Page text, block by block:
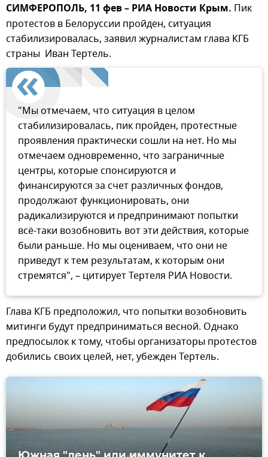
СИМФЕРОПОЛЬ, 11 фев – РИА Новости Крым. Пик
протестов в Белоруссии пройден, ситуация
стабилизировалась, заявил журналистам глава КГБ
страны Иван Тертель.
"Мы отмечаем, что ситуация в целом
стабилизировалась, пик пройден, протестные
проявления практически сошли на нет. Но мы
отмечаем одновременно, что заграничные
центры, которые спонсируются и
финансируются за счет различных фондов,
продолжают функционировать, они
радикализируются и предпринимают попытки
всё-таки возобновить вот эти действия, которые
были раньше. Но мы оцениваем, что они не
приведут к тем результатам, к которым они
стремятся", – цитирует Тертеля РИА Новости.
Глава КГБ предположил, что попытки возобновить
митинги будут предприниматься весной. Однако
предпосылок к тому, чтобы организаторы протестов
добились своих целей, нет, убежден Тертель.